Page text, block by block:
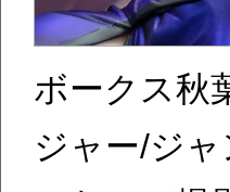
ボークス秋
ジャー/ジ